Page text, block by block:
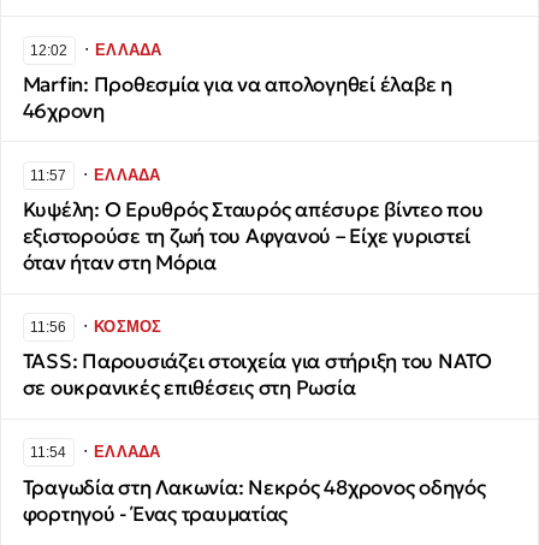
12:02 ∙ΕΛΛΑΔΑ
Marfin: Προθεσμία για να απολογηθεί έλαβε η
46χρονη
11:57 ∙ΕΛΛΑΔΑ
Κυψέλη: Ο Ερυθρός Σταυρός απέσυρε βίντεο που
εξιστορούσε τη ζωή του Αφγανού – Είχε γυριστεί
όταν ήταν στη Μόρια
11:56 ∙ΚΟΣΜΟΣ
TASS: Παρουσιάζει στοιχεία για στήριξη του ΝΑΤΟ
σε ουκρανικές επιθέσεις στη Ρωσία
11:54 ∙ΕΛΛΑΔΑ
Τραγωδία στη Λακωνία: Νεκρός 48χρονος οδηγός
φορτηγού - Ένας τραυματίας